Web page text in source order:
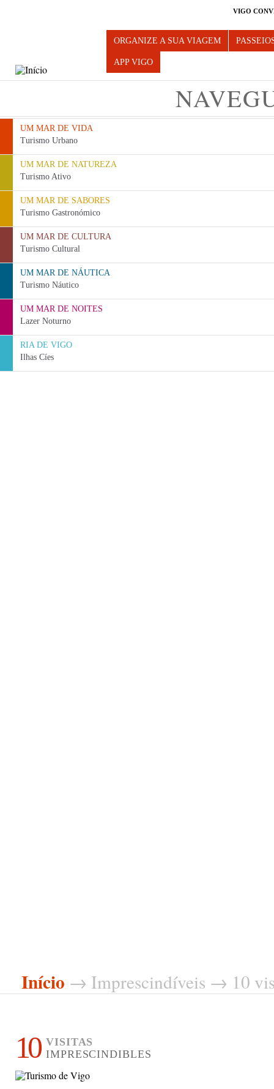
VIGO
Turismo de Vigo
ORGANIZE A SUA VIAGEM
APP VIGO
UM MAR DE VIDA
Turismo Urbano
UM MAR DE NATUREZA
Turismo Ativo
UM MAR DE SABORES
Turismo Gastronómico
UM MAR DE CULTURA
Turismo Cultural
UM MAR DE NÁUTICA
Turismo Náutico
UM MAR DE NOITES
Lazer Noturno
RIA DE VIGO
Ilhas Cíes
Início → Imprescindíveis → 10
10 VISITAS
IMPRESCINDIBLES